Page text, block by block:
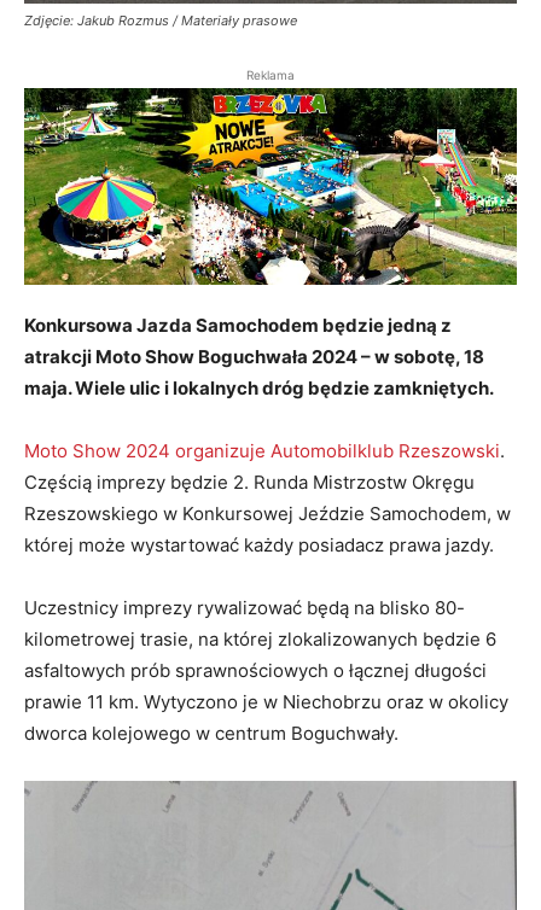
Zdjęcie: Jakub Rozmus / Materiały prasowe
Reklama
Konkursowa Jazda Samochodem będzie jedną z
atrakcji Moto Show Boguchwała 2024 – w sobotę, 18
maja. Wiele ulic i lokalnych dróg będzie zamkniętych.
Moto Show 2024 organizuje Automobilklub Rzeszowski.
Częścią imprezy będzie 2. Runda Mistrzostw Okręgu
Rzeszowskiego w Konkursowej Jeździe Samochodem, w
której może wystartować każdy posiadacz prawa jazdy.
Uczestnicy imprezy rywalizować będą na blisko 80-
kilometrowej trasie, na której zlokalizowanych będzie 6
asfaltowych prób sprawnościowych o łącznej długości
prawie 11 km. Wytyczono je w Niechobrzu oraz w okolicy
dworca kolejowego w centrum Boguchwały.